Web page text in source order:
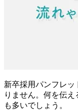
新卒採用パンフレ
りません。何を伝
も多いでしょう。